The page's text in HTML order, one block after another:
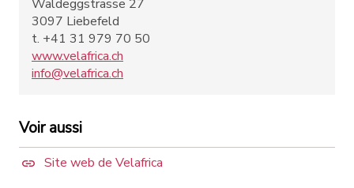
Waldeggstrasse 27
3097 Liebefeld
t. +41 31 979 70 50
www.velafrica.ch
info@velafrica.ch
Voir aussi
Site web de Velafrica